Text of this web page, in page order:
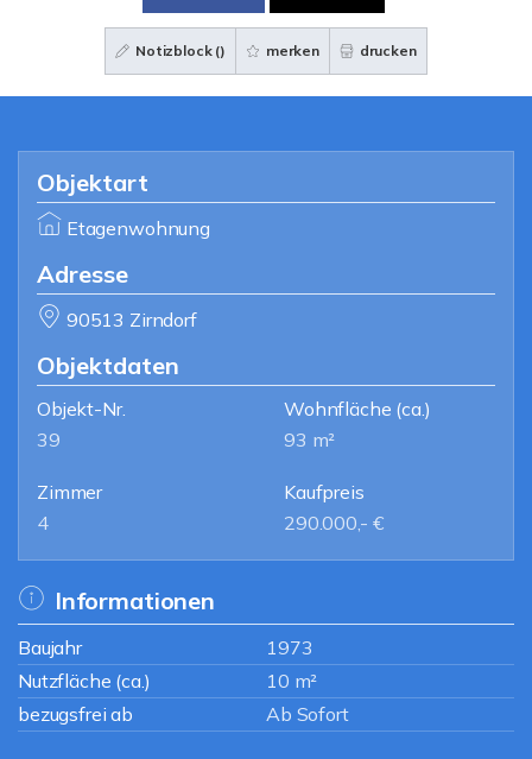
Notizblock () merken drucken
Objektart
Etagenwohnung
Adresse
90513 Zirndorf
Objektdaten
Objekt-Nr.
39
Wohnfläche (ca.)
93 m²
Zimmer
4
Kaufpreis
290.000,- €
Informationen
Baujahr
1973
Nutzfläche (ca.)
10 m²
bezugsfrei ab
Ab Sofort